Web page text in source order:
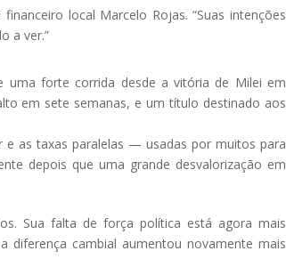
local Marcelo Rojas. “Suas intenções
a ver.”
uma forte corrida desde a vitória de Milei em
em sete semanas, e um título destinado aos
e as taxas paralelas — usadas por muitos para
depois que uma grande desvalorização em
Sua falta de força política está agora mais
diferença cambial aumentou novamente mais